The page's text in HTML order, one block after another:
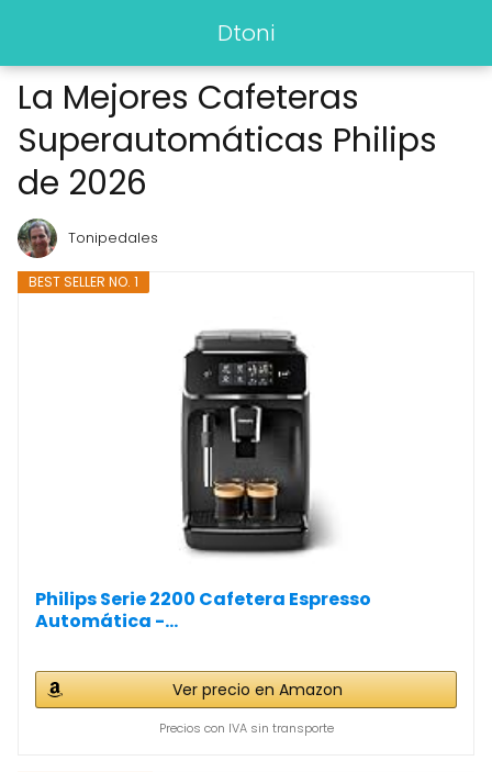
Dtoni
La Mejores Cafeteras
Superautomáticas Philips
de 2026
Tonipedales
BEST SELLER NO. 1
Philips Serie 2200 Cafetera Espresso
Automática -...
Ver precio en Amazon
Precios con IVA sin transporte